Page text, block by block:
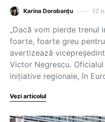
Karina Dorobanțu 17
„Dacă vom pierde trenul
foarte, foarte greu pentru
avertizează
Victor Negrescu.
inițiative regionale, în
Vezi articolul